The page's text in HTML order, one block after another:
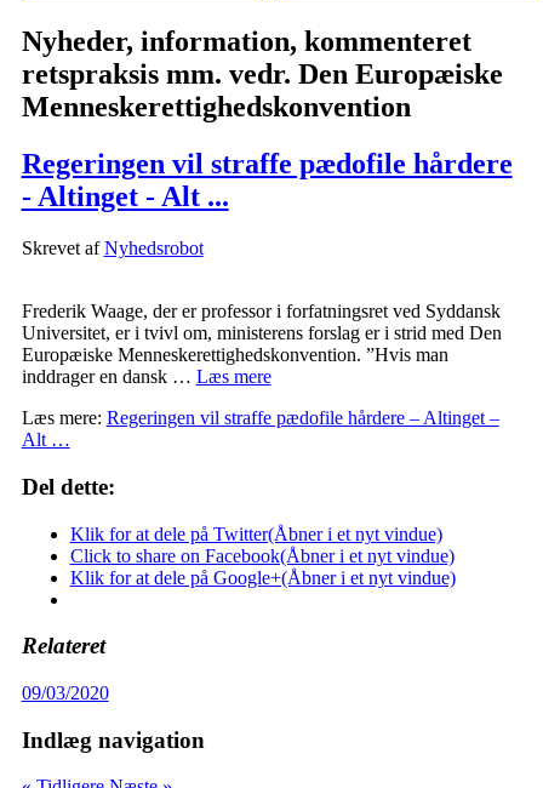
Nyheder, information, kommenteret
retspraksis mm. vedr. Den Europæiske
Menneskerettighedskonvention
Regeringen vil straffe pædofile hårdere
- Altinget - Alt ...
Skrevet afNyhedsrobot
Frederik Waage, der er professor i forfatningsret ved Syddansk
Universitet, er i tvivl om, ministerens forslag er i strid med Den
Europæiske Menneskerettighedskonvention. ”Hvis man
inddrager en dansk … Læs mere
Læs mere: Regeringen vil straffe pædofile hårdere – Altinget –
Alt …
Del dette:
Klik for at dele på Twitter(Åbner i et nyt vindue)
Click to share on Facebook(Åbner i et nyt vindue)
Klik for at dele på Google+(Åbner i et nyt vindue)
Relateret
09/03/2020
Indlæg navigation